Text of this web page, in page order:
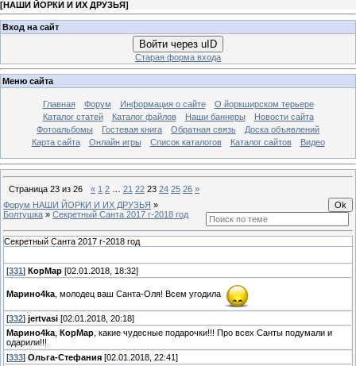
[НАШИ ЙОРКИ И ИХ ДРУЗЬЯ]
Вход на сайт
Войти через uID
Старая форма входа
Меню сайта
Главная Форум Информация о сайте
О йоркширском терьере
Каталог статей
Каталог файлов Наши баннеры
Новости сайта
Фотоальбомы
Гостевая книга Обратная связь
Доска объявлений
Карта сайта
Онлайн игры Список каталогов Каталог сайтов Видео
Страница 23 из 26 « 1 2 21 22 23 24 25 26 »
Форум НАШИ ЙОРКИ И ИХ ДРУЗЬЯ »
Болтушка » Секретный Санта 2017 г-2018 год
Секретный Санта 2017 г-2018 год
[331 ] КорМар [02.01.2018, 18:32]
Марино4kа , молодец ваш Санта-Оля! Всем угодила
[332] jertvasi [02.01.2018, 20:18]
Марино4kа
КорМар , какие чудесные подарочки!!! Про всех Санты подумали и
одарили!!!
[333] Ольга-Стефания [02.01.2018, 22:41]